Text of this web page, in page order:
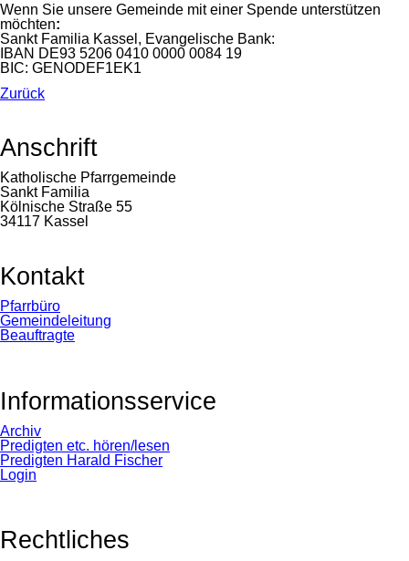
Wenn Sie unsere Gemeinde mit einer Spende unterstützen
möchten:
Sankt Familia Kassel, Evangelische Bank:
IBAN DE93 5206 0410 0000 0084 19
BIC: GENODEF1EK1
Zurück
Anschrift
Katholische Pfarrgemeinde
Sankt Familia
Kölnische Straße 55
34117 Kassel
Kontakt
Navigation
überspringen
Pfarrbüro
Gemeindeleitung
Beauftragte
Informationsservice
Navigation
überspringen
Archiv
Predigten etc. hören/lesen
Predigten Harald Fischer
Login
Rechtliches